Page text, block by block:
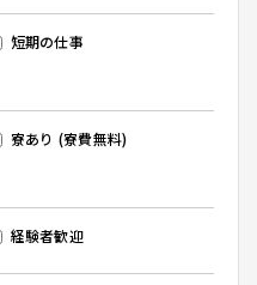
短期の仕事
寮あり (寮費無料)
経験者歓迎